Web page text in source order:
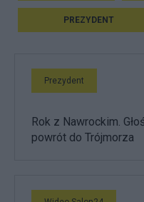
PREZYDENT
Prezydent
Rok z Nawrockim.
powrót do Trójmorza